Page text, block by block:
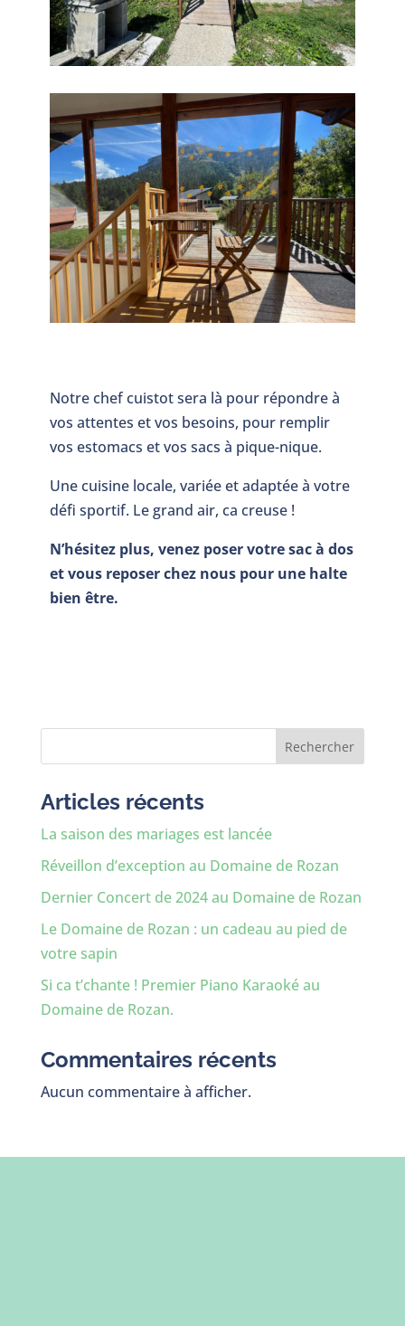
Notre chef cuistot sera là pour répondre à
vos attentes et vos besoins, pour remplir
vos estomacs et vos sacs à pique-nique.
Une cuisine locale, variée et adaptée à votre
défi sportif. Le grand air, ca creuse !
N’hésitez plus, venez poser votre sac à dos
et vous reposer chez nous pour une halte
bien être.
Rechercher
Articles récents
La saison des mariages est lancée
Réveillon d’exception au Domaine de Rozan
Dernier Concert de 2024 au Domaine de Rozan
Le Domaine de Rozan : un cadeau au pied de
votre sapin
Si ca t’chante ! Premier Piano Karaoké au
Domaine de Rozan.
Commentaires récents
Aucun commentaire à afficher.